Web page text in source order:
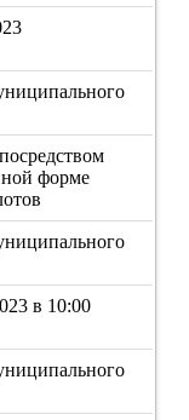
форме
в 10:00